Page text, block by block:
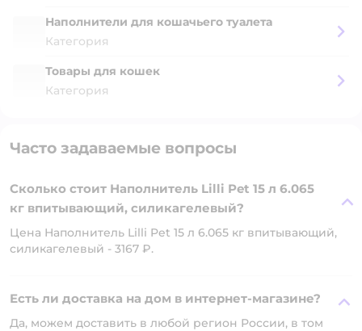
Наполнители для кошачьего туалета
Категория
Товары для кошек
Категория
Часто задаваемые вопросы
Сколько стоит Наполнитель Lilli Pet 15 л 6.065
кг впитывающий, силикагелевый?
Цена Наполнитель Lilli Pet 15 л 6.065 кг впитывающий,
силикагелевый - 3167 ₽.
Есть ли доставка на дом в интернет-магазине?
Да, можем доставить в любой регион России, в том